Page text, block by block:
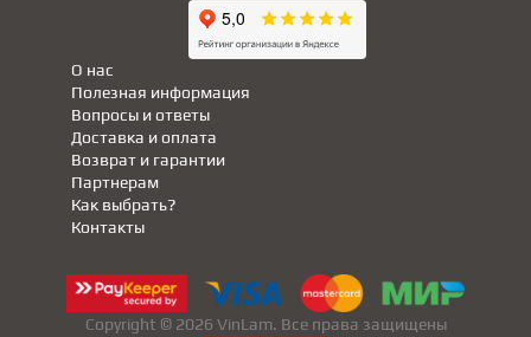
Полезная информация
Партнерам
Вопросы и ответы
Доставка и оплата
Возврат и гарантии
Как выбрать?
О нас
Контакты
Copyright © 2026 VinLam. Все права защищены